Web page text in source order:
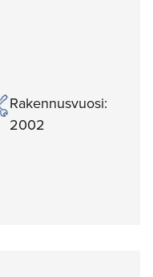
Rakennusvuosi:
2002